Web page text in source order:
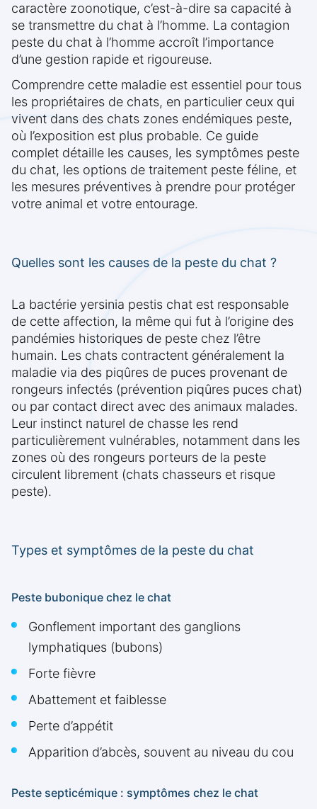
caractère zoonotique, c’est-à-dire sa capacité à
se transmettre du chat à l’homme. La contagion
peste du chat à l’homme accroît l’importance
d’une gestion rapide et rigoureuse.
Comprendre cette maladie est essentiel pour tous
les propriétaires de chats, en particulier ceux qui
vivent dans des chats zones endémiques peste,
où l’exposition est plus probable. Ce guide
complet détaille les causes, les symptômes peste
du chat, les options de traitement peste féline, et
les mesures préventives à prendre pour protéger
votre animal et votre entourage.
Quelles sont les causes de la peste du chat ?
La bactérie yersinia pestis chat est responsable
de cette affection, la même qui fut à l’origine des
pandémies historiques de peste chez l’être
humain. Les chats contractent généralement la
maladie via des piqûres de puces provenant de
rongeurs infectés (prévention piqûres puces chat)
ou par contact direct avec des animaux malades.
Leur instinct naturel de chasse les rend
particulièrement vulnérables, notamment dans les
zones où des rongeurs porteurs de la peste
circulent librement (chats chasseurs et risque
peste).
Types et symptômes de la peste du chat
Peste bubonique chez le chat
Gonflement important des ganglions
lymphatiques (bubons)
Forte fièvre
Abattement et faiblesse
Perte d’appétit
Apparition d’abcès, souvent au niveau du cou
Peste septicémique : symptômes chez le chat